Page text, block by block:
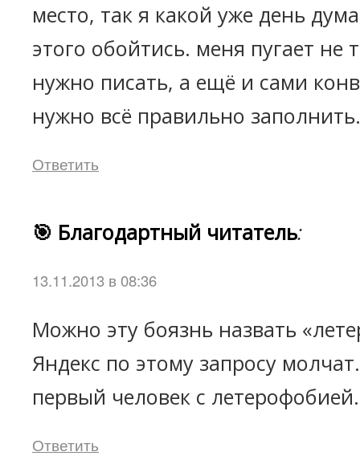
место, так я какой уже день
этого обойтись. меня пугает не
нужно писать, а ещё и сами
нужно всё правильно
Ответить
🎯 Благодартный читатель:
13.11.2013 в 08:36
Можно эту боязнь назвать
Яндекс по этому запросу
первый человек с
Ответить